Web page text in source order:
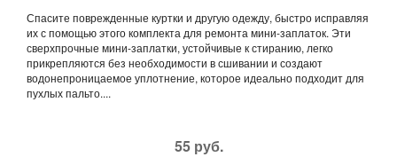
Спасите поврежденные куртки и другую одежду, быстро исправляя
их с помощью этого комплекта для ремонта мини-заплаток. Эти
сверхпрочные мини-заплатки, устойчивые к стиранию, легко
прикрепляются без необходимости в сшивании и создают
водонепроницаемое уплотнение, которое идеально подходит для
пухлых пальто....
55 руб.